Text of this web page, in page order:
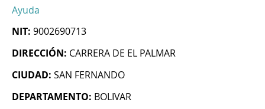
Ayuda
NIT: 9002690713
DIRECCIÓN: CARRERA DE EL PALMAR
CIUDAD: SAN FERNANDO
DEPARTAMENTO: BOLIVAR